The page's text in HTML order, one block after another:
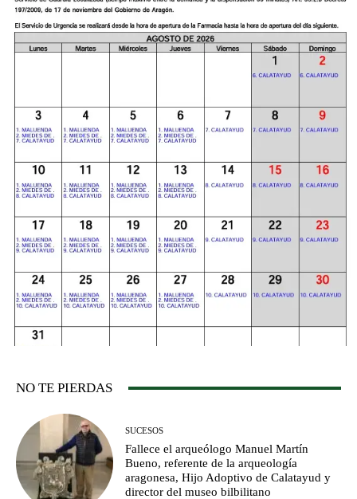
NO TE PIERDAS
SUCESOS
Fallece el arqueólogo Manuel Martín
Bueno, referente de la arqueología
aragonesa, Hijo Adoptivo de Calatayud y
director del museo bilbilitano